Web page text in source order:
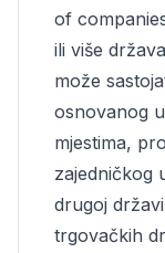
of
ili više
može
osnovanog
mjestima,
zajedničkog
drugoj
trgovačkih